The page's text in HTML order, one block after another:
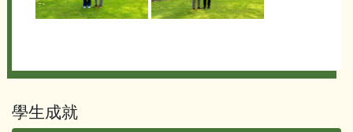
學生成就